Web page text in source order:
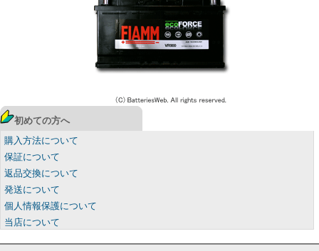
初めての方へ
購入方法について
保証について
返品交換について
発送について
個人情報保護について
当店について